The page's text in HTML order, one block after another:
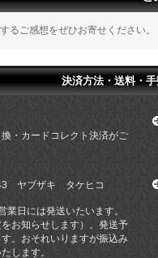
るご感想をぜひお寄せください。
決済方法・送料・
・カードコレクト決済がご
ヤブザキ タケヒコ
日には発送いたいます。
お知らせします）。発送予
。おそれいりますが振込み
します。